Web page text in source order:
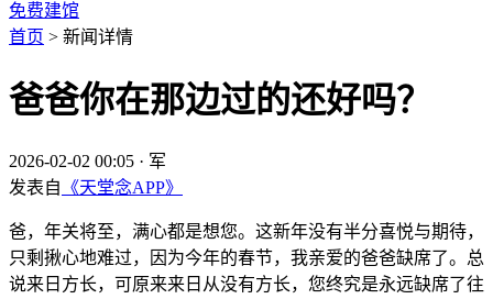
免费建馆
首页 > 新闻详情
爸爸你在那边过的还好吗？
2026-02-02 00:05 · 军
发表自 《天堂念APP》
爸，年关将至，满心都是想您。这新年没有半分喜悦与期待，
只剩揪心地难过，因为今年的春节，我亲爱的爸爸缺席了。总
说来日方长，可原来来日从没有方长，您终究是永远缺席了往